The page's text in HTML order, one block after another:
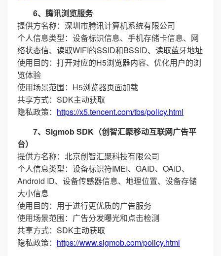
6、腾讯浏览服务
提供方名称：深圳市腾讯计算机系统有限公司
个人信息类型：设备标识信息、手机存储卡信息、网
络状态信、读取WIFI的SSID和BSSID、读取蓝牙地址
使用目的：打开对应的H5浏览器内容、优化用户的浏
览体验
使用场景范围：H5浏览器页面加载
共享方式：SDK主动获取
隐私政策： https://x5.tencent.com/tbs/policy.html
7、Sigmob SDK（创智汇聚移动互联网广告平
台）
提供方名称：北京创智汇聚科技有限公司
个人信息类型：设备标识符IMEI、GAID、OAID、
Android ID、设备传感器信息、地理位置、设备存储
大小信息
使用目的：用于进行更优质的广告服务
使用场景范围：广告分发曝光和点击检测
共享方式：SDK主动获取
隐私政策： https://www.sigmob.com/policy.html